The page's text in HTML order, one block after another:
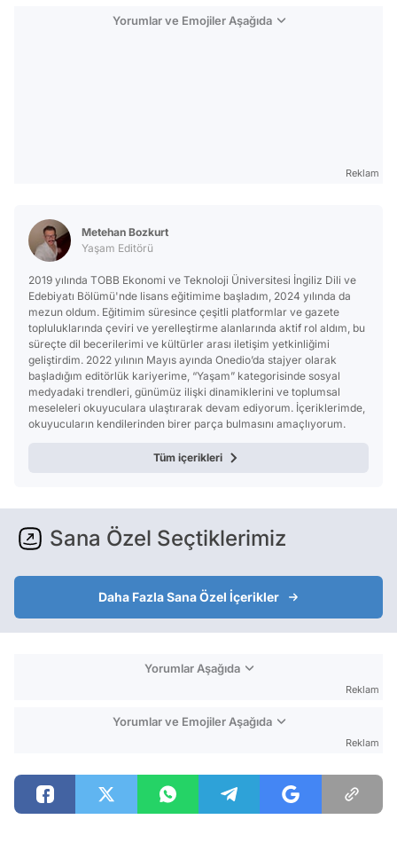
Yorumlar ve Emojiler Aşağıda
Reklam
Metehan Bozkurt
Yaşam Editörü
2019 yılında TOBB Ekonomi ve Teknoloji Üniversitesi İngiliz Dili ve
Edebiyatı Bölümü'nde lisans eğitimime başladım, 2024 yılında da
mezun oldum. Eğitimim süresince çeşitli platformlar ve gazete
topluluklarında çeviri ve yerelleştirme alanlarında aktif rol aldım, bu
süreçte dil becerilerimi ve kültürler arası iletişim yetkinliğimi
geliştirdim. 2022 yılının Mayıs ayında Onedio’da stajyer olarak
başladığım editörlük kariyerime, “Yaşam” kategorisinde sosyal
medyadaki trendleri, günümüz ilişki dinamiklerini ve toplumsal
meseleleri okuyuculara ulaştırarak devam ediyorum. İçeriklerimde,
okuyucuların kendilerinden birer parça bulmasını amaçlıyorum.
Tüm içerikleri
Sana Özel Seçtiklerimiz
Daha Fazla Sana Özel İçerikler
Yorumlar Aşağıda
Reklam
Yorumlar ve Emojiler Aşağıda
Reklam